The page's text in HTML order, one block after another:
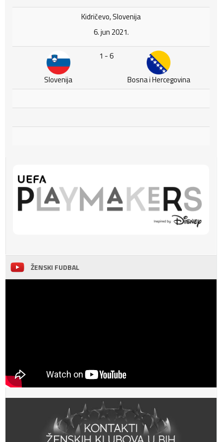
Kidričevo, Slovenija
6. jun 2021.
Slovenija
1 - 6
Bosna i Hercegovina
ŽENSKI FUDBAL